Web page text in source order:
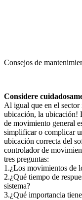
Consejos de
Considere
Al igual que en el
ubicación, la ubicación!
de movimiento general
simplificar o complicar
ubicación correcta del
controlador de
tres preguntas:
1.¿Los movimientos de
2.¿Qué tiempo de
sistema?
3.¿Qué importancia